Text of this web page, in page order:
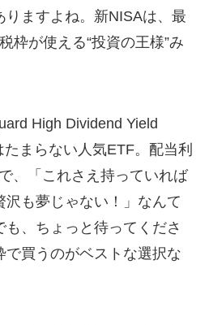
りますよね。新NISAは、最
枠が使える“投資の王様”み
High Dividend Yield
まらない人気ETF。配当利
、「これさえ持っていれば
も夢じゃない！」なんて
、ちょっと待ってくださ
で買うのがベストな選択な